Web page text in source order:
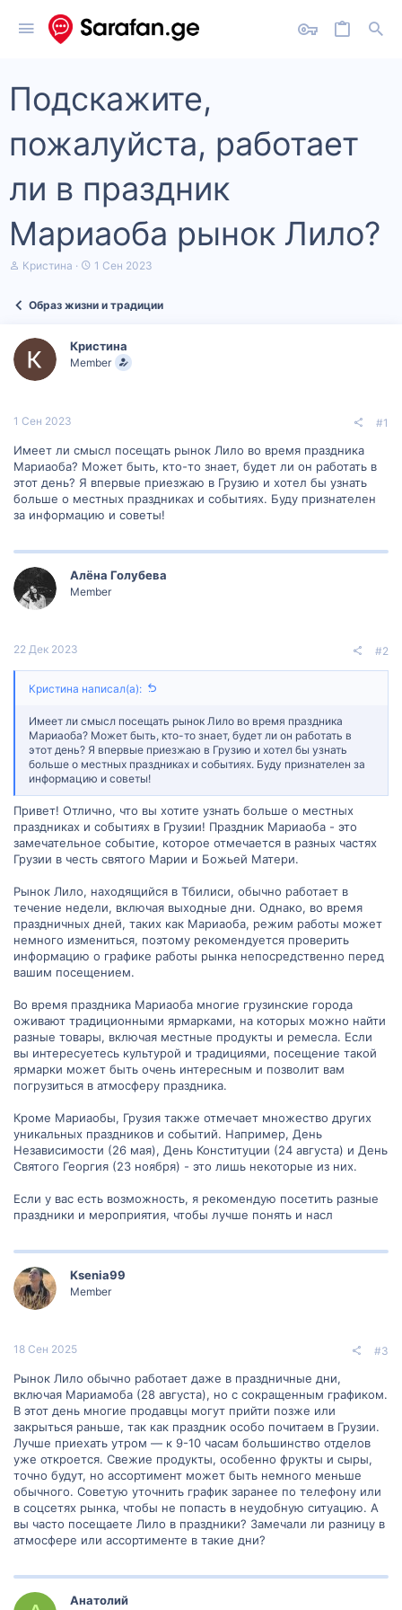
Подскажите,
пожалуйста, работает
ли в праздник
Мариаоба рынок Лило?
А
т
м
ы
Кристина
Д
а
ч
а
1 Сен 2023
Образ жизни и традиции
Кристина
Member
1 Сен 2023 #1
Имеет ли смысл посещать рынок Лило во время праздника
Мариаоба? Может быть, кто-то знает, будет ли он работать в
этот день? Я впервые приезжаю в Грузию и хотел бы узнать
больше о местных праздниках и событиях. Буду признателен
за информацию и советы!
Алëна Голубева
Member
22 Дек 2023 #2
Кристина написал(а):
Имеет ли смысл посещать рынок Лило во время праздника
Мариаоба? Может быть, кто-то знает, будет ли он работать в
этот день? Я впервые приезжаю в Грузию и хотел бы узнать
больше о местных праздниках и событиях. Буду признателен за
информацию и советы!
Привет! Отлично, что вы хотите узнать больше о местных
праздниках и событиях в Грузии! Праздник Мариаоба - это
замечательное событие, которое отмечается в разных частях
Грузии в честь святого Марии и Божьей Матери.
Рынок Лило, находящийся в Тбилиси, обычно работает в
течение недели, включая выходные дни. Однако, во время
праздничных дней, таких как Мариаоба, режим работы может
немного измениться, поэтому рекомендуется проверить
информацию о графике работы рынка непосредственно перед
вашим посещением.
Во время праздника Мариаоба многие грузинские города
оживают традиционными ярмарками, на которых можно найти
разные товары, включая местные продукты и ремесла. Если
вы интересуетесь культурой и традициями, посещение такой
ярмарки может быть очень интересным и позволит вам
погрузиться в атмосферу праздника.
Кроме Мариаобы, Грузия также отмечает множество других
уникальных праздников и событий. Например, День
Независимости (26 мая), День Конституции (24 августа) и День
Святого Георгия (23 ноября) - это лишь некоторые из них.
Если у вас есть возможность, я рекомендую посетить разные
праздники и мероприятия, чтобы лучше понять и насл
Ksenia99
Member
18 Сен 2025 #3
Рынок Лило обычно работает даже в праздничные дни,
включая Мариамоба (28 августа), но с сокращенным графиком.
В этот день многие продавцы могут прийти позже или
закрыться раньше, так как праздник особо почитаем в Грузии.
Лучше приехать утром — к 9-10 часам большинство отделов
уже откроется. Свежие продукты, особенно фрукты и сыры,
точно будут, но ассортимент может быть немного меньше
обычного. Советую уточнить график заранее по телефону или
в соцсетях рынка, чтобы не попасть в неудобную ситуацию. А
вы часто посещаете Лило в праздники? Замечали ли разницу в
атмосфере или ассортименте в такие дни?
Анатолий